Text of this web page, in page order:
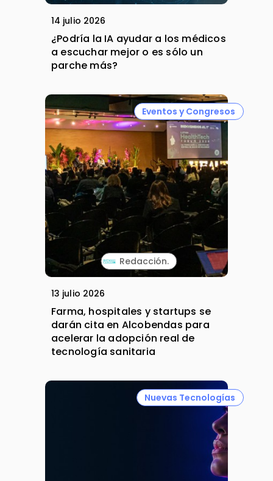
14 julio 2026
¿Podría la IA ayudar a los médicos
a escuchar mejor o es sólo un
parche más?
Eventos y Congresos
Redacción.
13 julio 2026
Farma, hospitales y startups se
darán cita en Alcobendas para
acelerar la adopción real de
tecnología sanitaria
Nuevas Tecnologías